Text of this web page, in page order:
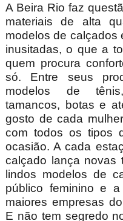
A Beira Rio faz
materiais de alta
modelos de calçados
inusitadas, o que a
quem procura
só. Entre seus
modelos de
tamancos, botas e
gosto de cada
com todos os tipos
ocasião. A cada
calçado lança novas
lindos modelos de
público feminino e
maiores empresas
E não tem segredo